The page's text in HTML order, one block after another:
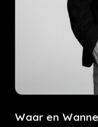
Waar en